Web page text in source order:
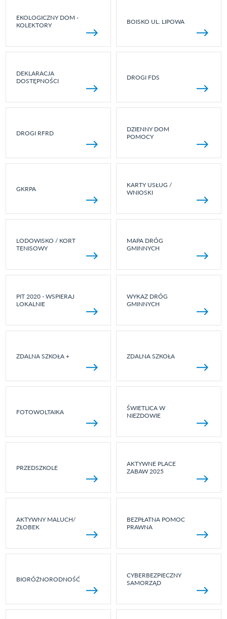
EKOLOGICZNY DOM -
KOLEKTORY
BOISKO UL. LIPOWA
DEKLARACJA
DOSTĘPNOŚCI
DROGI FDS
DROGI RFRD
DZIENNY DOM
POMOCY
GKRPA
KARTY USŁUG /
WNIOSKI
LODOWISKO / KORT
TENISOWY
MAPA DRÓG
GMINNYCH
PIT 2020 - WSPIERAJ
LOKALNIE
WYKAZ DRÓG
GMINNYCH
ZDALNA SZKOŁA + ZDALNA SZKOŁA
FOTOWOLTAIKA
ŚWIETLICA W
NIEZDOWIE
PRZEDSZKOLE
AKTYWNE PLACE
ZABAW 2025
AKTYWNY MALUCH/
ŻŁOBEK
BEZPŁATNA POMOC
PRAWNA
BIORÓŻNORODNOŚĆ
CYBERBEZPIECZNY
SAMORZĄD